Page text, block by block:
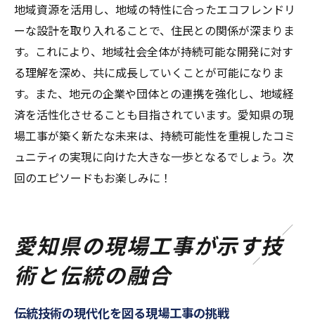
地域資源を活用し、地域の特性に合ったエコフレンドリ
ーな設計を取り入れることで、住民との関係が深まりま
す。これにより、地域社会全体が持続可能な開発に対す
る理解を深め、共に成長していくことが可能になりま
す。また、地元の企業や団体との連携を強化し、地域経
済を活性化させることも目指されています。愛知県の現
場工事が築く新たな未来は、持続可能性を重視したコミ
ュニティの実現に向けた大きな一歩となるでしょう。次
回のエピソードもお楽しみに！
愛知県の現場工事が示す技
術と伝統の融合
伝統技術の現代化を図る現場工事の挑戦